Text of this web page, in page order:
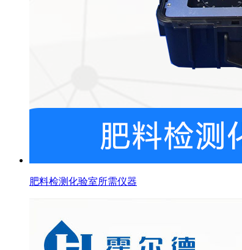
肥料检测化验室所需仪器